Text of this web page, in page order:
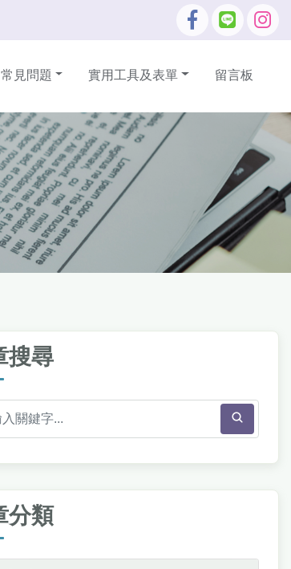
常見問題 實用工具及表單 留言板
搜尋
分類